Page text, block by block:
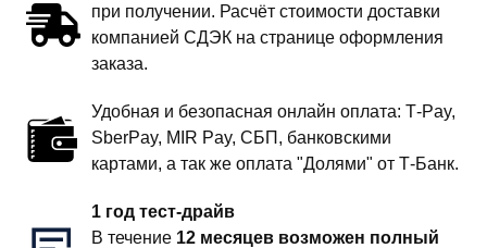
при получении. Расчёт стоимости доставки
компанией СДЭК на странице оформления
заказа.
Удобная и безопасная онлайн оплата: T‑Pay,
SberPay, MIR Pay, СБП, банковскими
картами, а так же оплата "Долями" от Т-Банк.
1 год тест-драйв
В течение 12 месяцев возможен полный